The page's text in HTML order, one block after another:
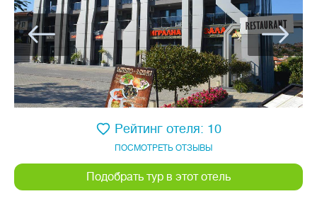
ПОСМОТРЕТЬ ОТЗЫВЫ
Рейтинг отеля: 10
Подобрать тур в этот отель